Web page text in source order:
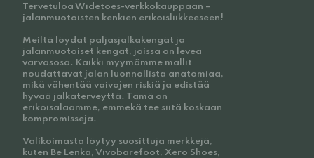
Tervetuloa Widetoes-verkkokauppaan –
jalanmuotoisten kenkien erikoisliikkeeseen!
Meiltä löydät paljasjalkakengät ja
jalanmuotoiset kengät, joissa on leveä
varvasosa. Kaikki myymämme mallit
noudattavat jalan luonnollista anatomiaa,
mikä vähentää vaivojen riskiä ja edistää
hyvää jalkaterveyttä. Tämä on
erikoisalaamme, emmekä tee siitä koskaan
kompromisseja.
Valikoimasta löytyy suosittuja merkkejä,
kuten Be Lenka, Vivobarefoot, Xero Shoes,